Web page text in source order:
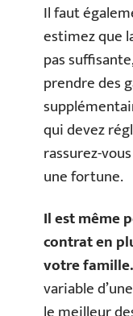
Il faut
estimez que
pas
prendre des
qui devez
rassurez-
une fortune.
Il est même
contrat en
votre famille.
variable